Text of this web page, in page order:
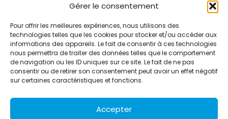
Gérer le consentement
Pour offrir les meilleures expériences, nous utilisons des
technologies telles que les cookies pour stocker et/ou accéder aux
informations des appareils. Le fait de consentir à ces technologies
nous permettra de traiter des données telles que le comportement
de navigation ou les ID uniques sur ce site. Le fait de ne pas
consentir ou de retirer son consentement peut avoir un effet négatif
sur certaines caractéristiques et fonctions.
Accepter
Alternative Média est une agence de relations presse et de
relations publiques basée à Grenoble. Depuis 1995, elle conçoit et
pilote des stratégies de visibilité en France et à l’international
grâce à un réseau d’agences partenaires.